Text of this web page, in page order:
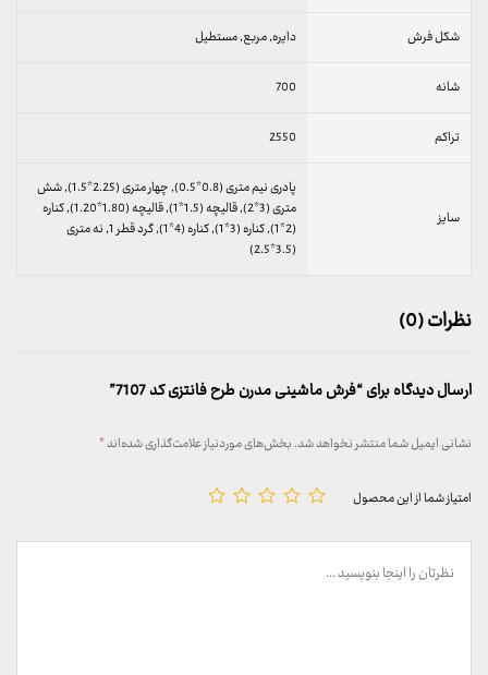
شکل فرش دایره, مربع, مستطیل
شانه 700
تراکم 2550
سایز
پادری نیم متری (0.8*0.5), چهار متری (2.25*1.5), شش
متری (3*2), قالیچه (1.5*1), قالیچه (1.80*1.20), کناره
(2*1), کناره (3*1), کناره (4*1), گرد قطر 1, نه متری
(3.5*2.5)
نظرات (0)
ارسال دیدگاه برای “فرش ماشینی مدرن طرح فانتزی کد 7107”
نشانی ایمیل شما منتشر نخواهد شد.بخش‌های موردنیاز علامت‌گذاری شده‌اند*
امتیاز شما از این محصول